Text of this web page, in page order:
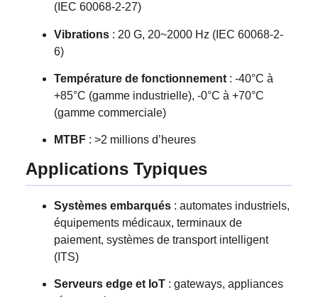
(IEC 60068-2-27)
Vibrations : 20 G, 20~2000 Hz (IEC 60068-2-
6)
Température de fonctionnement : -40°C à
+85°C (gamme industrielle), -0°C à +70°C
(gamme commerciale)
MTBF : >2 millions d’heures
Applications Typiques
Systèmes embarqués : automates industriels,
équipements médicaux, terminaux de
paiement, systèmes de transport intelligent
(ITS)
Serveurs edge et IoT : gateways, appliances